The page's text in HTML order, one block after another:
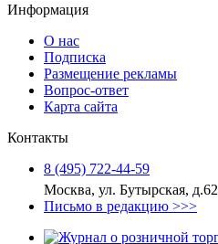
Информация
О нас
Подписка
Размещение рекламы
Вопрос-ответ
Карта сайта
Контакты
8 (495) 722‑44‑59
Москва, ул. Бутырская, д.62
Письмо в редакцию >>>